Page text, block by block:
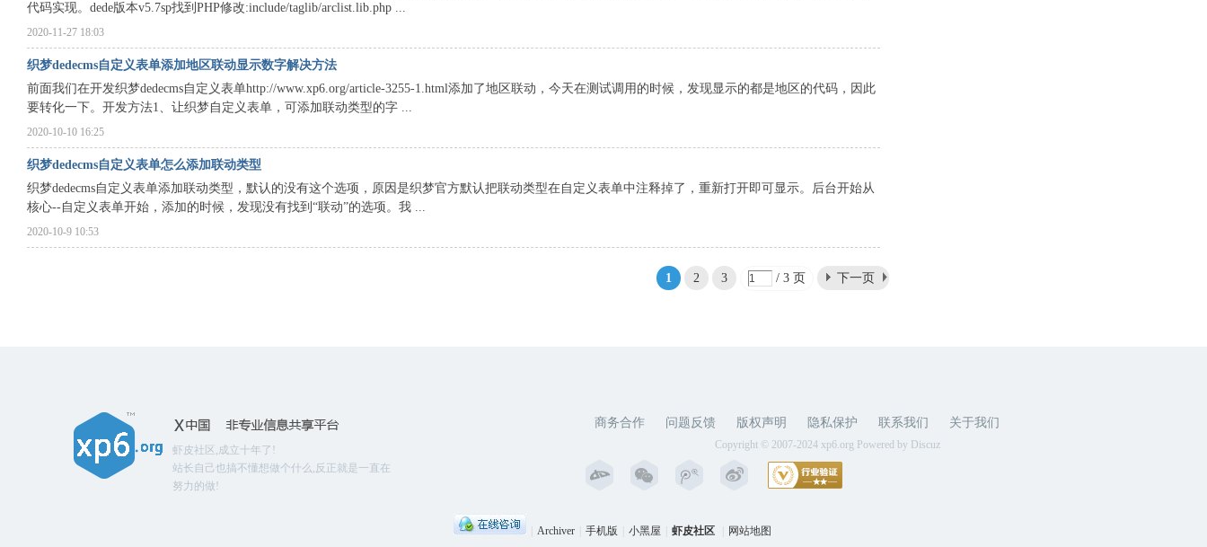
代码实现。dede版本v5.7sp找到PHP修改:include/taglib/arclist.lib.php ...
2020-11-27 18:03
织梦dedecms自定义表单添加地区联动显示数字解决方法
前面我们在开发织梦dedecms自定义表单http://www.xp6.org/article-3255-1.html添加了地区联动，今天在测试调用的时候，发现显示的都是地区的代码，因此
要转化一下。开发方法1、让织梦自定义表单，可添加联动类型的字 ...
2020-10-10 16:25
织梦dedecms自定义表单怎么添加联动类型
织梦dedecms自定义表单添加联动类型，默认的没有这个选项，原因是织梦官方默认把联动类型在自定义表单中注释掉了，重新打开即可显示。后台开始从
核心--自定义表单开始，添加的时候，发现没有找到“联动”的选项。我 ...
2020-10-9 10:53
1 2 3 / 3 页 下一页
虾皮社区,成立十年了!
站长自己也搞不懂想做个什么,反正就是一直在
努力的做!
商务合作 问题反馈 版权声明 隐私保护 联系我们 关于我们
Copyright © 2007-2024 xp6.org Powered by Discuz
Archiver 手机版 小黑屋 虾皮社区 网站地图